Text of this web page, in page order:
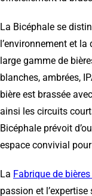
La Bicéphale se
l’environnement et
large gamme de
blanches, ambrées,
bière est brassée
ainsi les circuits
Bicéphale prévoit
espace convivial
La Fabrique de
passion et